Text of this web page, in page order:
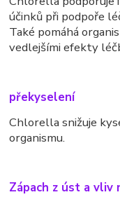
účinků při podpoře
Také pomáhá
vedlejšími efekty
překyselení
Chlorella snižuje
organismu.
Zápach z úst a vliv